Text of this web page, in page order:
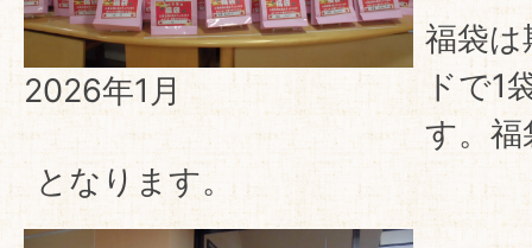
2026年1月
福袋は
ドで1
す。福
となります。